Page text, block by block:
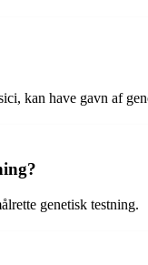
kan have gavn af
genetisk testning.